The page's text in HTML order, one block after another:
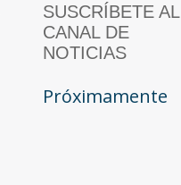
SUSCRÍBETE AL
CANAL DE
NOTICIAS
Próximamente